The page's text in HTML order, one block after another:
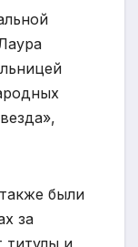
были
за
титулы и